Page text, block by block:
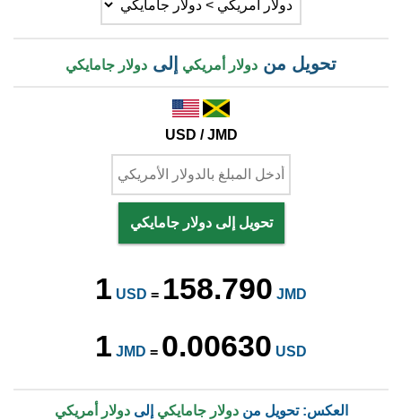
تحويل من دولار أمريكي إلى دولار جامايكي
USD / JMD
تحويل إلى دولار جامايكي
1 USD = 158.790 JMD
1 JMD = 0.00630 USD
العكس: تحويل مندولار جامايكي إلىدولار أمريكي